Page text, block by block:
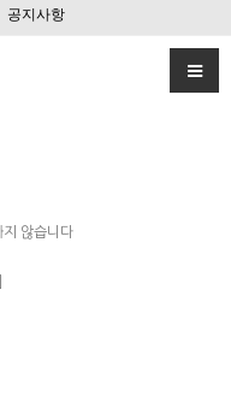
공지사항
지 않습니다